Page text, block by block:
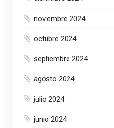
noviembre 2024
octubre 2024
septiembre 2024
agosto 2024
julio 2024
junio 2024